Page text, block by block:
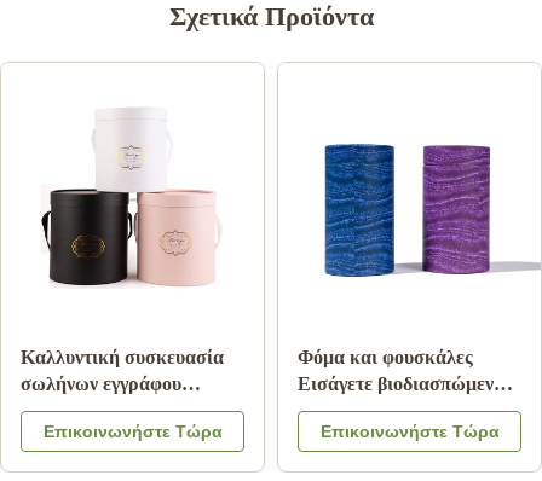
Σχετικά Προϊόντα
Ζαρωμένος κύλινδρος
σωλήνας Pantone
εγγράφου που τυπώνει την
ακίνδυνη για τα παιδιά
Επικοινωνήστε Τώρα
Συσκευασία τροφίμων
σωλήνων εγγράφου
χαρτονιού με το λογότυπο
χρώματος καπακιών
Επικοινωνήστε Τώρα